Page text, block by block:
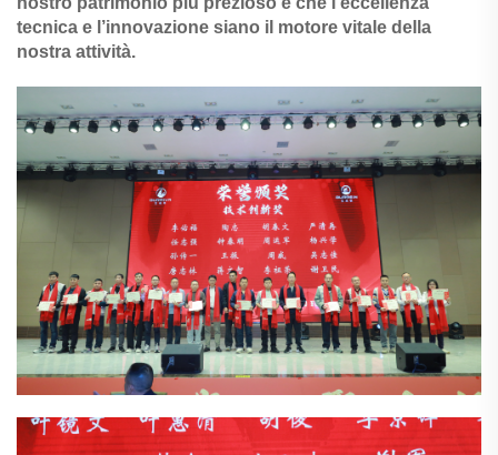
tecnica e l’innovazione siano il motore vitale della
nostra attività.